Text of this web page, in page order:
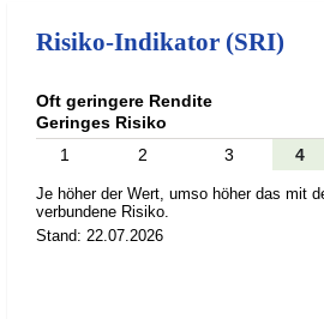
Risiko-Indikator (SRI)
Oft geringere Rendite
Geringes Risiko
1
2 3 4
Je höher der Wert, umso höher das mit
verbundene Risiko.
Stand: 22.07.2026